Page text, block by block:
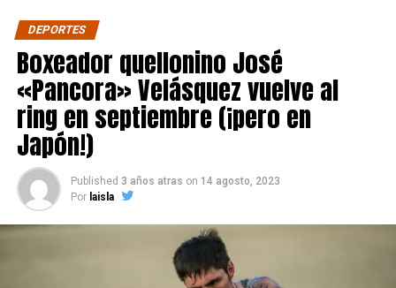
DEPORTES
Boxeador quellonino José
«Pancora» Velásquez vuelve al
ring en septiembre (¡pero en
Japón!)
Published 3 años atras on 14 agosto, 2023
Por laisla